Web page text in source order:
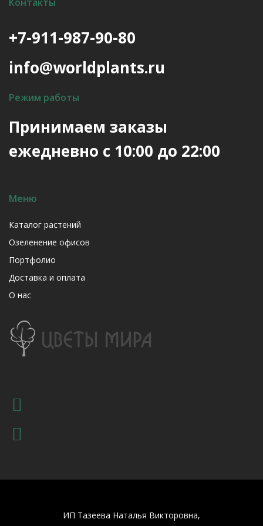
+7-911-987-90-80
info@worldplants.ru
Режим работы
Принимаем заказы
ежедневно с 10:00 до 22:00
Меню
Каталог растений
Озеленение офисов
Портфолио
Доставка и оплата
О нас
ИП Тазеева Наталья Викторовна,